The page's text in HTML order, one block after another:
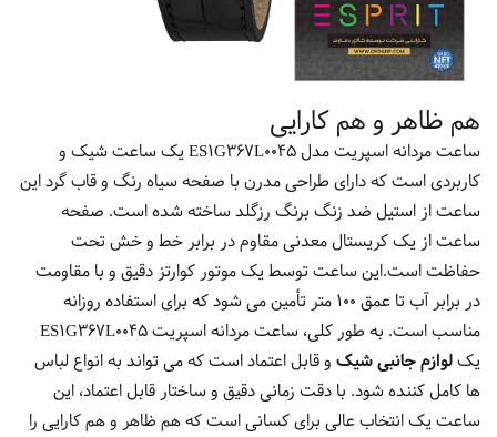
هم ظاهر و هم کارایی
ساعت مردانه اسپریت مدل ES1G367L0045 یک ساعت شیک و
کاربردی است که دارای طراحی مدرن با صفحه سیاه رنگ و قاب گرد این
ساعت از استیل ضد زنگ برنگ رزگلد ساخته شده است. صفحه
ساعت از یک کریستال معدنی مقاوم در برابر خط و خش تحت
حفاظت است.این ساعت توسط یک موتور کوارتز دقیق و با مقاومت
در برابر آب تا عمق 100 متر تأمین می شود که برای استفاده روزانه
مناسب است. به طور کلی، ساعت مردانه اسپریت ES1G367L0045
یکلوازم جانبی شیک و قابل اعتماد است که می تواند به انواع لباس
ها کامل کننده شود. با دقت زمانی دقیق و ساختار قابل اعتماد، این
ساعت یک انتخاب عالی برای کسانی است که هم ظاهر و هم کارایی را